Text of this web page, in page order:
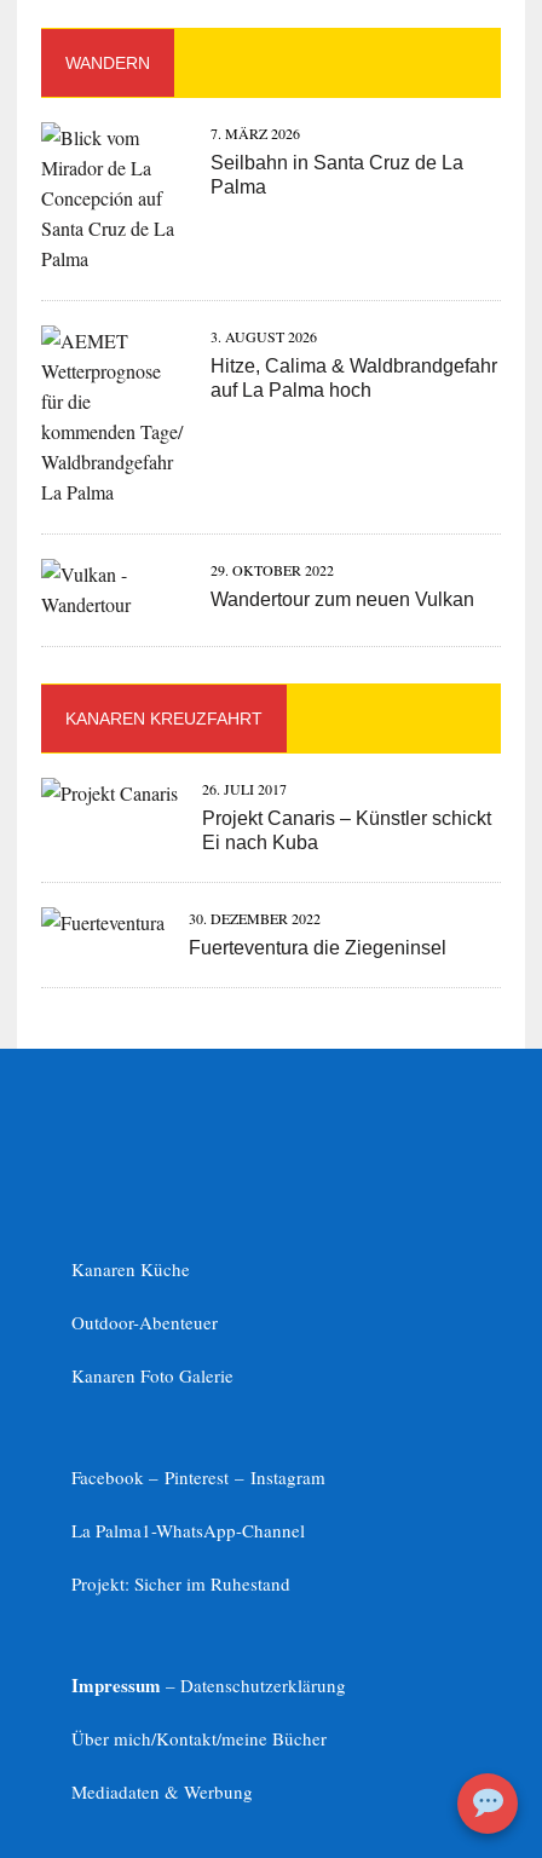
WANDERN
7. MÄRZ 2026
Seilbahn in Santa Cruz de La
Palma
3. AUGUST 2026
Hitze, Calima & Waldbrandgefahr
auf La Palma hoch
29. OKTOBER 2022
Wandertour zum neuen Vulkan
KANAREN KREUZFAHRT
26. JULI 2017
Projekt Canaris – Künstler schickt
Ei nach Kuba
30. DEZEMBER 2022
Fuerteventura die Ziegeninsel
Kanaren Küche
Outdoor-Abenteuer
Kanaren Foto Galerie
Facebook – Pinterest – Instagram
La Palma1-WhatsApp-Channel
Projekt: Sicher im Ruhestand
Impressum – Datenschutzerklärung
Über mich/Kontakt/meine Bücher
Mediadaten & Werbung